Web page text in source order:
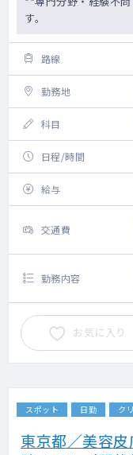
す。
路線
勤務地
科目
日程/時間
給与
交通費
勤務内容
お気に入り
スポット 日勤 ク
東京都／美容